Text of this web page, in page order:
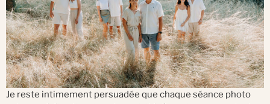
Je reste intimement persuadée que chaque séance photo